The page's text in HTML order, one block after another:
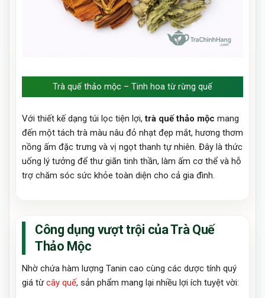
Trà quế thảo mộc – Tinh hoa từ rừng quế
Với thiết kế dạng túi lọc tiện lợi,trà quế thảo mộc mang
đến một tách trà màu nâu đỏ nhạt đẹp mắt, hương thơm
nồng ấm đặc trưng và vị ngọt thanh tự nhiên. Đây là thức
uống lý tưởng để thư giãn tinh thần, làm ấm cơ thể và hỗ
trợ chăm sóc sức khỏe toàn diện cho cả gia đình.
Công dụng vượt trội của Trà Quế
Thảo Mộc
Nhờ chứa hàm lượng Tanin cao cùng các dược tính quý
giá từcây quế, sản phẩm mang lại nhiều lợi ích tuyệt vời: